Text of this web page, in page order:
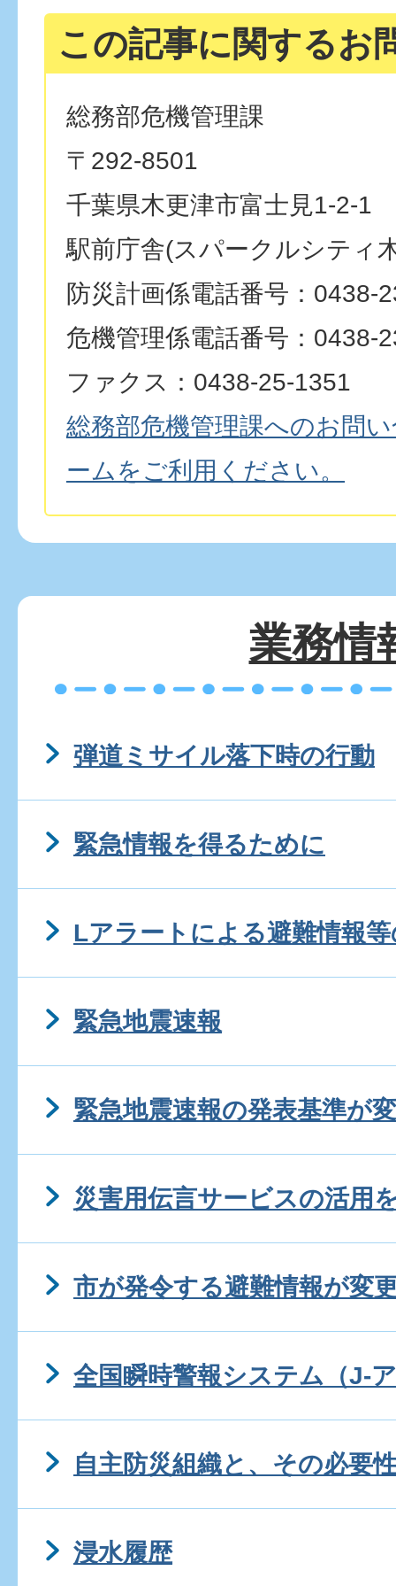
この記事に関するお
総務部危機管理課
〒292-8501
千葉県木更津市富士見1-2-1
駅前庁舎(スパークルシティ
防災計画係電話番号：0438-
危機管理係電話番号：0438-
ファクス：0438-25-1351
総務部危機管理課へのお問
ームをご利用ください。
業務情
弾道ミサイル落下時の行動
緊急情報を得るために
Lアラートによる避難情報
緊急地震速報
緊急地震速報の発表基準が
災害用伝言サービスの活用
市が発令する避難情報が変
全国瞬時警報システム（J-
自主防災組織と、その必要
浸水履歴